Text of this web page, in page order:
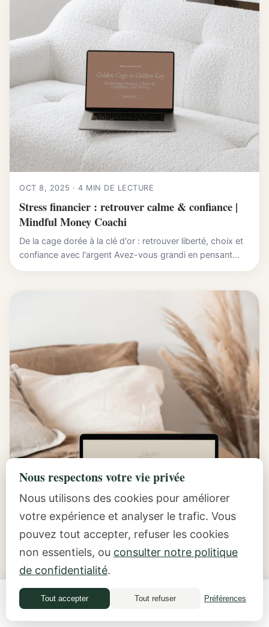
OCT 8, 2025 · 4 MIN DE LECTURE
Stress financier : retrouver calme & confiance |
Mindful Money Coachi
De la cage dorée à la clé d'or : retrouver liberté, choix et
confiance avec l'argent Avez-vous grandi en pensant...
Quiz financier
Nous respectons votre vie privée
Nous utilisons des cookies pour améliorer
votre expérience et analyser le trafic. Vous
pouvez tout accepter, refuser les cookies
non essentiels, ou consulter notre politique
de confidentialité.
Tout accepter Tout refuser Préférences